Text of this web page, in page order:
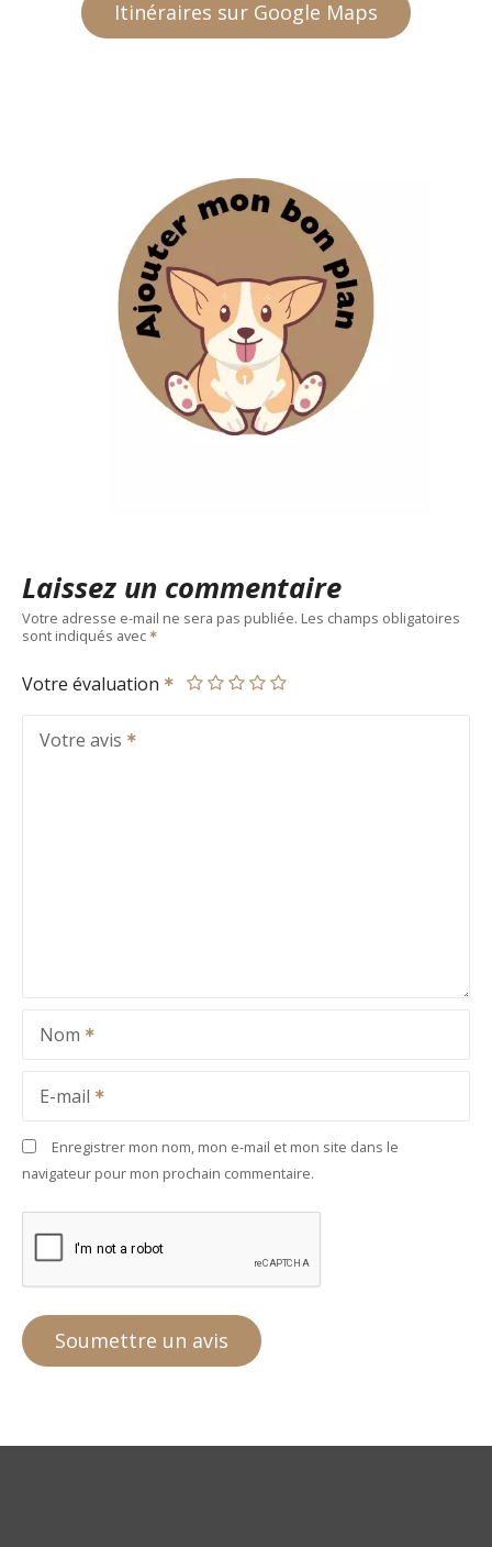
Itinéraires sur Google Maps
Laissez un commentaire
Votre adresse e-mail ne sera pas publiée. Les champs obligatoires
sont indiqués avec
Votre évaluation
Votre avis
Nom
E-mail
Enregistrer mon nom, mon e-mail et mon site dans le
navigateur pour mon prochain commentaire.